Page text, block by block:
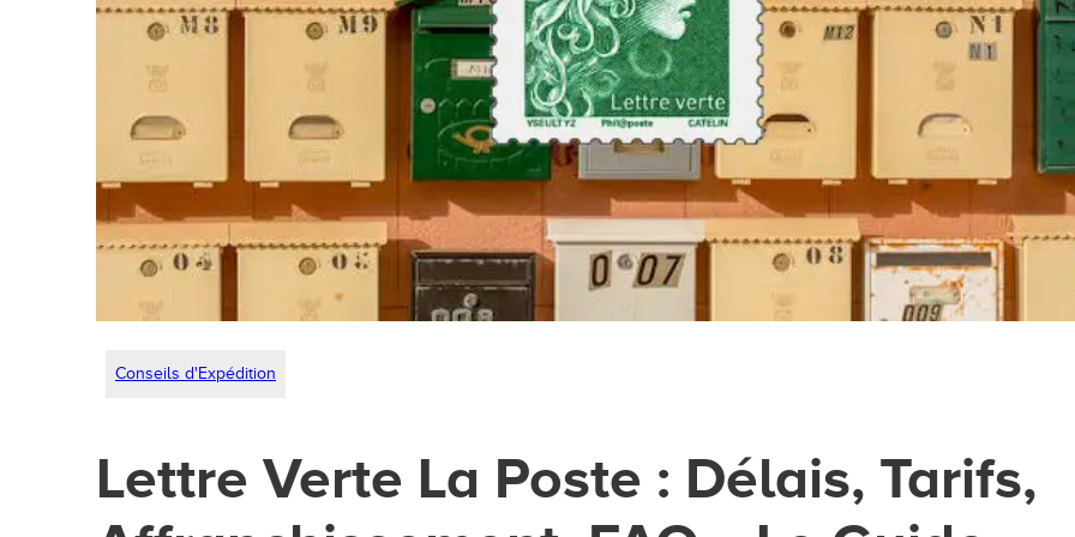
Conseils d'Expédition
Lettre Verte La Poste : Délais, Tarifs,